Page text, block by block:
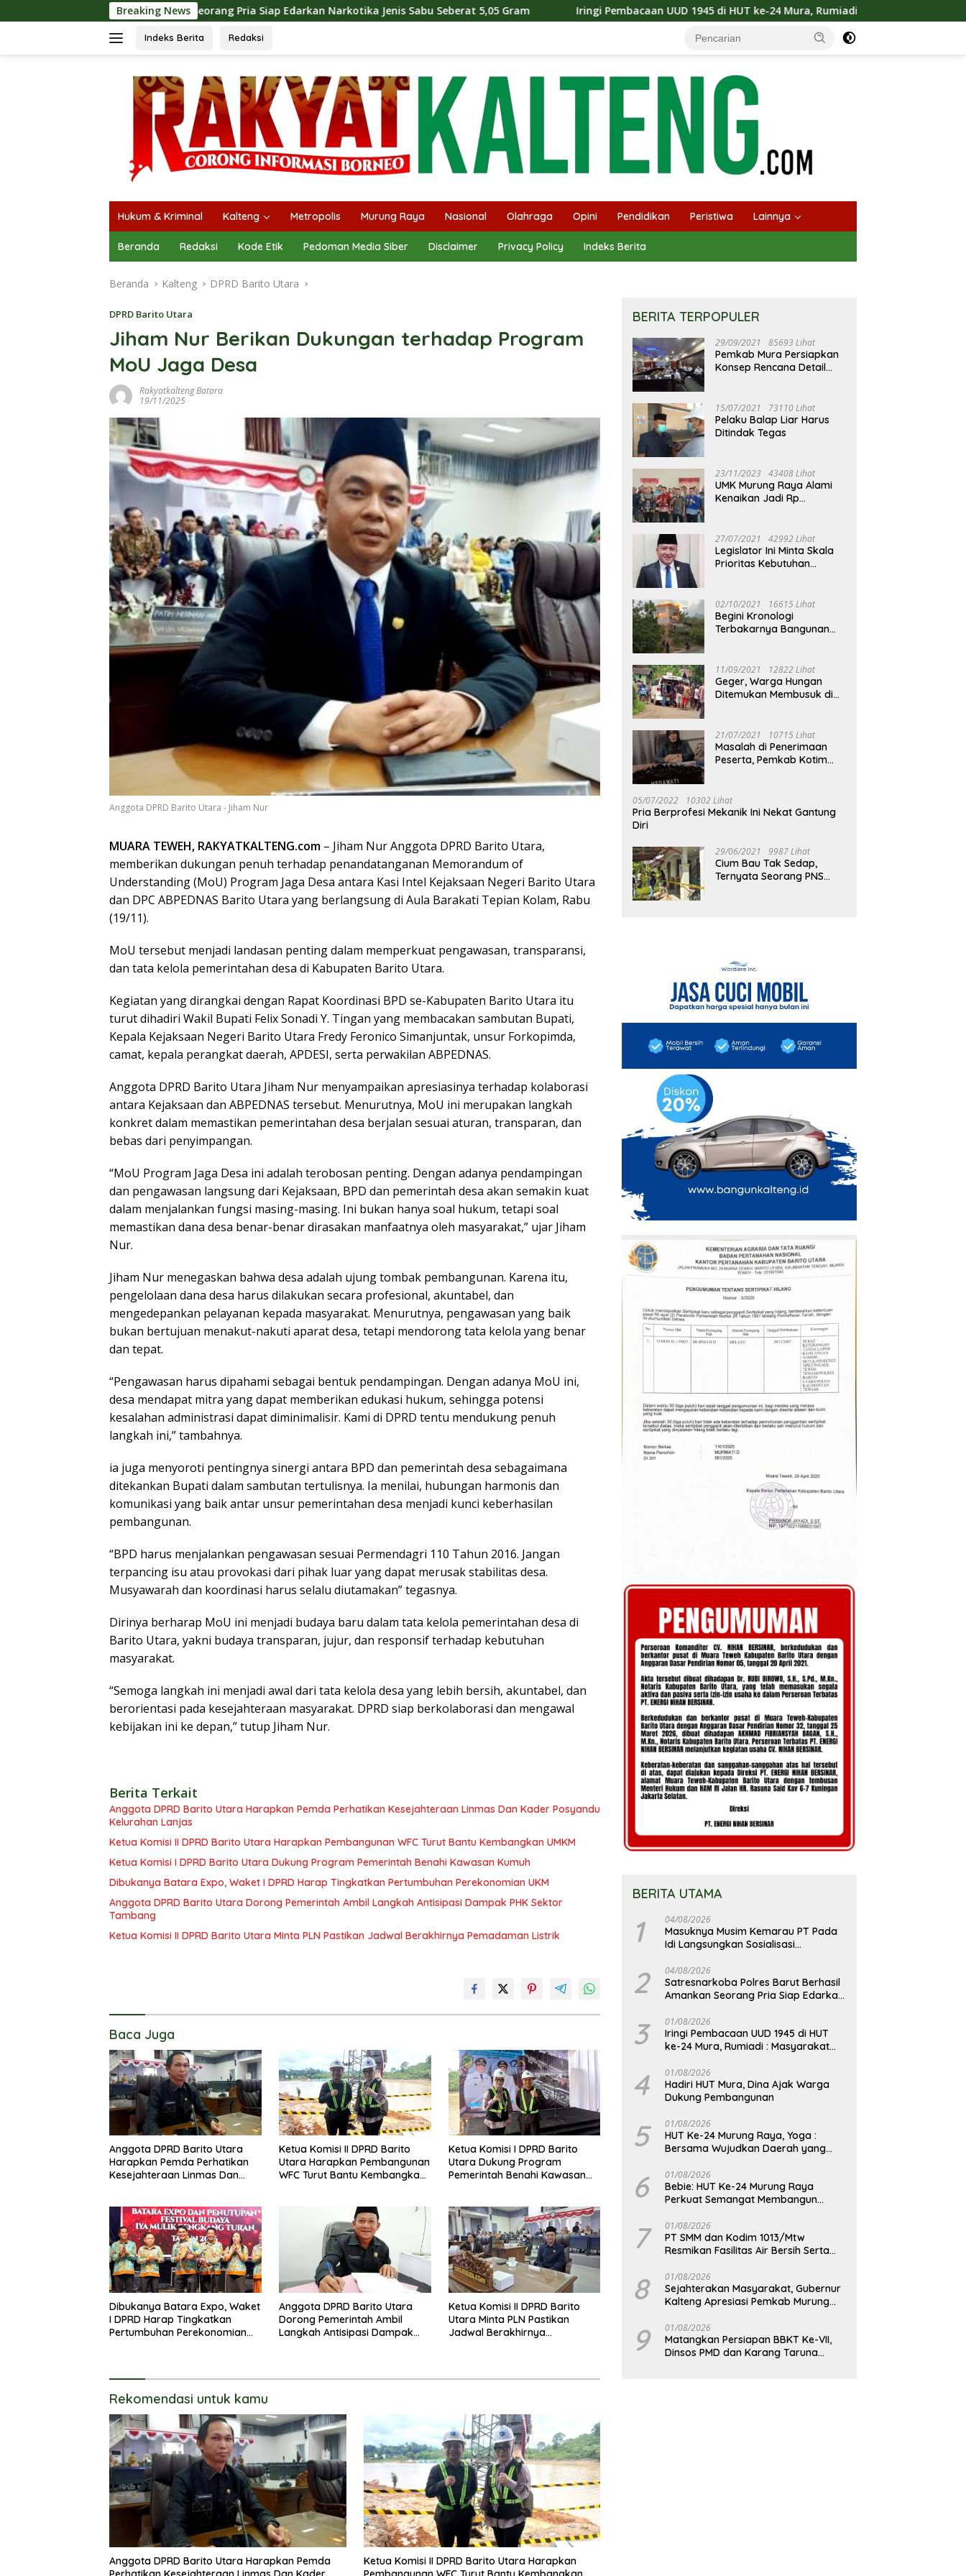
ke
Breaking News
Amankan Seorang Pria Siap Edarkan Narkotika Jenis Sabu Seberat 5,05 Gram Iringi Pembacaan UUD 1945 di HUT ke-24 Mura, Rumiadi : Masyarakat Punya Andil Wujudkan
Indeks Berita Redaksi
Hukum & Kriminal Kalteng Metropolis Murung Raya Nasional Olahraga Opini Pendidikan Peristiwa Lainnya
Beranda Redaksi Kode Etik Pedoman Media Siber Disclaimer Privacy Policy Indeks Berita
Beranda Kalteng DPRD Barito Utara
DPRD Barito Utara
Jiham Nur Berikan Dukungan terhadap Program
MoU Jaga Desa
Rakyatkalteng Batara
19/11/2025
Anggota DPRD Barito Utara - Jiham Nur
MUARA TEWEH, RAKYATKALTENG.com – Jiham Nur Anggota DPRD Barito Utara,
memberikan dukungan penuh terhadap penandatanganan Memorandum of
Understanding (MoU) Program Jaga Desa antara Kasi Intel Kejaksaan Negeri Barito Utara
dan DPC ABPEDNAS Barito Utara yang berlangsung di Aula Barakati Tepian Kolam, Rabu
(19/11).
MoU tersebut menjadi landasan penting dalam memperkuat pengawasan, transparansi,
dan tata kelola pemerintahan desa di Kabupaten Barito Utara.
Kegiatan yang dirangkai dengan Rapat Koordinasi BPD se-Kabupaten Barito Utara itu
turut dihadiri Wakil Bupati Felix Sonadi Y. Tingan yang membacakan sambutan Bupati,
Kepala Kejaksaan Negeri Barito Utara Fredy Feronico Simanjuntak, unsur Forkopimda,
camat, kepala perangkat daerah, APDESI, serta perwakilan ABPEDNAS.
Anggota DPRD Barito Utara Jiham Nur menyampaikan apresiasinya terhadap kolaborasi
antara Kejaksaan dan ABPEDNAS tersebut. Menurutnya, MoU ini merupakan langkah
konkret dalam memastikan pemerintahan desa berjalan sesuai aturan, transparan, dan
bebas dari penyimpangan.
“MoU Program Jaga Desa ini adalah terobosan penting. Dengan adanya pendampingan
dan pengawasan langsung dari Kejaksaan, BPD dan pemerintah desa akan semakin kuat
dalam menjalankan fungsi masing-masing. Ini bukan hanya soal hukum, tetapi soal
memastikan dana desa benar-benar dirasakan manfaatnya oleh masyarakat,” ujar Jiham
Nur.
Jiham Nur menegaskan bahwa desa adalah ujung tombak pembangunan. Karena itu,
pengelolaan dana desa harus dilakukan secara profesional, akuntabel, dan
mengedepankan pelayanan kepada masyarakat. Menurutnya, pengawasan yang baik
bukan bertujuan menakut-nakuti aparat desa, tetapi mendorong tata kelola yang benar
dan tepat.
“Pengawasan harus dipahami sebagai bentuk pendampingan. Dengan adanya MoU ini,
desa mendapat mitra yang dapat memberikan edukasi hukum, sehingga potensi
kesalahan administrasi dapat diminimalisir. Kami di DPRD tentu mendukung penuh
langkah ini,” tambahnya.
ia juga menyoroti pentingnya sinergi antara BPD dan pemerintah desa sebagaimana
ditekankan Bupati dalam sambutan tertulisnya. Ia menilai, hubungan harmonis dan
komunikasi yang baik antar unsur pemerintahan desa menjadi kunci keberhasilan
pembangunan.
“BPD harus menjalankan pengawasan sesuai Permendagri 110 Tahun 2016. Jangan
terpancing isu atau provokasi dari pihak luar yang dapat merusak stabilitas desa.
Musyawarah dan koordinasi harus selalu diutamakan” tegasnya.
Dirinya berharap MoU ini menjadi budaya baru dalam tata kelola pemerintahan desa di
Barito Utara, yakni budaya transparan, jujur, dan responsif terhadap kebutuhan
masyarakat.
“Semoga langkah ini menjadi awal dari tata kelola desa yang lebih bersih, akuntabel, dan
berorientasi pada kesejahteraan masyarakat. DPRD siap berkolaborasi dan mengawal
kebijakan ini ke depan,” tutup Jiham Nur.
Berita Terkait
Anggota DPRD Barito Utara Harapkan Pemda Perhatikan Kesejahteraan Linmas Dan Kader Posyandu
Kelurahan Lanjas
Ketua Komisi II DPRD Barito Utara Harapkan Pembangunan WFC Turut Bantu Kembangkan UMKM
Ketua Komisi I DPRD Barito Utara Dukung Program Pemerintah Benahi Kawasan Kumuh
Dibukanya Batara Expo, Waket I DPRD Harap Tingkatkan Pertumbuhan Perekonomian UKM
Anggota DPRD Barito Utara Dorong Pemerintah Ambil Langkah Antisipasi Dampak PHK Sektor
Tambang
Ketua Komisi II DPRD Barito Utara Minta PLN Pastikan Jadwal Berakhirnya Pemadaman Listrik
Baca Juga
Anggota DPRD Barito Utara
Harapkan Pemda Perhatikan
Kesejahteraan Linmas Dan
Ketua Komisi II DPRD Barito
Utara Harapkan Pembangunan
WFC Turut Bantu Kembangkan
Ketua Komisi I DPRD Barito
Utara Dukung Program
Pemerintah Benahi Kawasan
Dibukanya Batara Expo, Waket
I DPRD Harap Tingkatkan
Pertumbuhan Perekonomian
Anggota DPRD Barito Utara
Dorong Pemerintah Ambil
Langkah Antisipasi Dampak
Ketua Komisi II DPRD Barito
Utara Minta PLN Pastikan
Jadwal Berakhirnya
Rekomendasi untuk kamu
Anggota DPRD Barito Utara Harapkan Pemda
Ketua Komisi II DPRD Barito Utara Harapkan
BERITA TERPOPULER
29/09/2021 85693 Lihat
Pemkab Mura Persiapkan
Konsep Rencana Detail
15/07/2021 73110 Lihat
Pelaku Balap Liar Harus
Ditindak Tegas
23/11/2023 43408 Lihat
UMK Murung Raya Alami
Kenaikan Jadi Rp
27/07/2021 42992 Lihat
Legislator Ini Minta Skala
Prioritas Kebutuhan
02/10/2021 16615 Lihat
Begini Kronologi
Terbakarnya Bangunan
11/09/2021 12822 Lihat
Geger, Warga Hungan
Ditemukan Membusuk di
21/07/2021 10715 Lihat
Masalah di Penerimaan
Peserta, Pemkab Kotim
05/07/2022 10302 Lihat
Pria Berprofesi Mekanik Ini Nekat Gantung
Diri
29/06/2021 9987 Lihat
Cium Bau Tak Sedap,
Ternyata Seorang PNS
BERITA UTAMA
1 04/08/2026
Masuknya Musim Kemarau PT Pada
Idi Langsungkan Sosialisasi
2 04/08/2026
Satresnarkoba Polres Barut Berhasil
Amankan Seorang Pria Siap Edarkan
Gram
3 01/08/2026
Iringi Pembacaan UUD 1945 di HUT
ke-24 Mura, Rumiadi : Masyarakat
yang Lebih Besar
4 01/08/2026
Hadiri HUT Mura, Dina Ajak Warga
Dukung Pembangunan
5 01/08/2026
HUT Ke-24 Murung Raya, Yoga :
Bersama Wujudkan Daerah yang
6 01/08/2026
Bebie: HUT Ke-24 Murung Raya
Perkuat Semangat Membangun
7 01/08/2026
PT SMM dan Kodim 1013/Mtw
Resmikan Fasilitas Air Bersih Serta
Masyarakat
8 01/08/2026
Sejahterakan Masyarakat, Gubernur
Kalteng Apresiasi Pemkab Murung
9 01/08/2026
Matangkan Persiapan BBKT Ke-VII,
Dinsos PMD dan Karang Taruna